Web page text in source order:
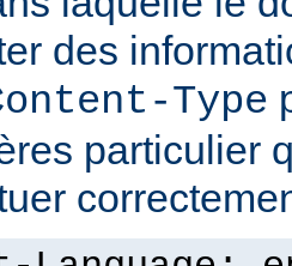
des
Type
particulier